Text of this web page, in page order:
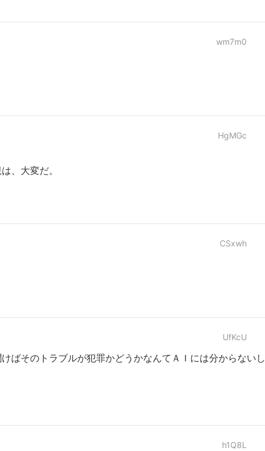
wm7m0
HgMGc
、大変だ。
CSxwh
UfKcU
ばそのトラブルが犯罪かどうかなんてＡＩには分からないし
h1Q8L